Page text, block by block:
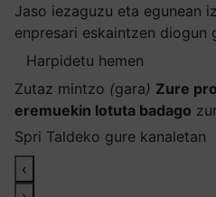
Jaso iezaguzu eta egunean
enpresari eskaintzen diogun
Harpidetu hemen
Zutaz mintzo (gara) Zure
eremuekin lotuta badago
Spri Taldeko gure kanaletan
‹